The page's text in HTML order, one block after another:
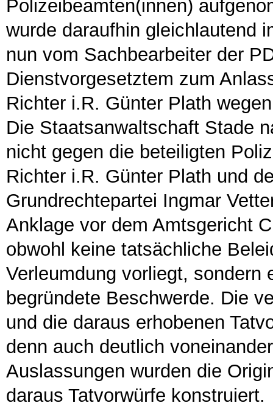
Polizeibeamten(innen)
wurde daraufhin gleichlautend
nun vom Sachbearbeiter der
Dienstvorgesetztem zum
Richter i.R. Günter Plath
Die Staatsanwaltschaft Stade
nicht gegen die beteiligten
Richter i.R. Günter Plath und
Grundrechtepartei Ingmar
Anklage vor dem Amtsgericht
obwohl keine tatsächliche
Verleumdung vorliegt,
begründete Beschwerde. Die
und die daraus erhobenen
denn auch deutlich
Auslassungen wurden die
daraus Tatvorwürfe konstruiert.